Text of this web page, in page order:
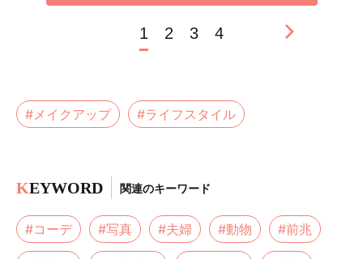
1 2 3 4
#メイクアップ #ライフスタイル
KEYWORD 関連のキーワード
#コーデ #写真 #夫婦 #動物 #前兆